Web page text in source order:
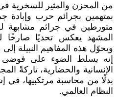
من المحزن والمثير للسخرية
بمتهمين بجرائم حرب وإبادة
متورطين في جرائم مشابهة
المشهد يعكس تحديًا صارخًا
ويحوّل هذه المفاهيم النبيلة
إنه يسلط الضوء على فوضى
الإنسانية والحضارية، تاركةً
بدلًا من محاسبة مرتكبيها،
النظام العالمي.